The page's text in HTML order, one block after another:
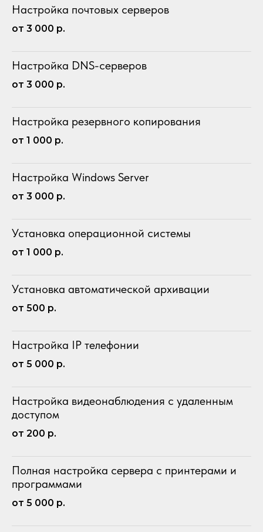
Настройка почтовых серверов
от 3 000 р.
Настройка DNS-серверов
от 3 000 р.
Настройка резервного копирования
от 1 000 р.
Настройка Windows Server
от 3 000 р.
Установка операционной системы
от 1 000 р.
Установка автоматической архивации
от 500 р.
Настройка IP телефонии
от 5 000 р.
Настройка видеонаблюдения с удаленным
доступом
от 200 р.
Полная настройка сервера с принтерами и
программами
от 5 000 р.